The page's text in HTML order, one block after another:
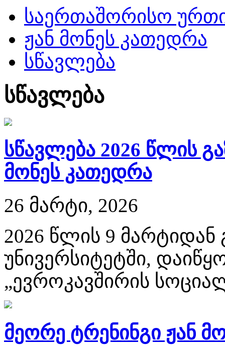
საერთაშორისო
ჟან მონეს კათედრა
სწავლება
სწავლება
სწავლება 2026 წლის
მონეს კათედრა
26 მარტი, 2026
2026 წლის 9
უნივერსიტეტში,
„ევროკავშირის
მეორე ტრენინგი ჟან